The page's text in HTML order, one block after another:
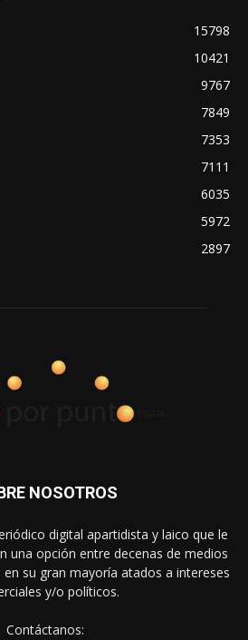
15798
10421
9767
7849
7353
7111
6035
5972
2897
NOSOTROS
digital apartidista y laico que le
una opción entre decenas de medios
su gran mayoría atados a intereses
y/o políticos.
Contáctanos: